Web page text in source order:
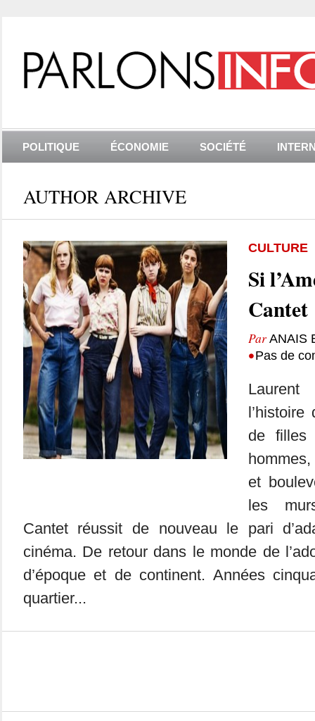
POLITIQUE ÉCONOMIE SOCIÉTÉ
AUTHOR ARCHIVE
CULTURE
Si
Cantet
Par ANAIS
•Pas de
de filles
et
les
Cantet réussit de nouveau le pari
cinéma. De retour dans le monde de
d’époque et de continent. Années
quartier...